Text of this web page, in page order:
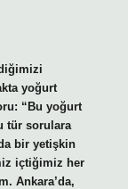
yoğurt
“Bu yoğurt
tür sorulara
bir yetişkin
içtiğimiz her
Ankara’da,